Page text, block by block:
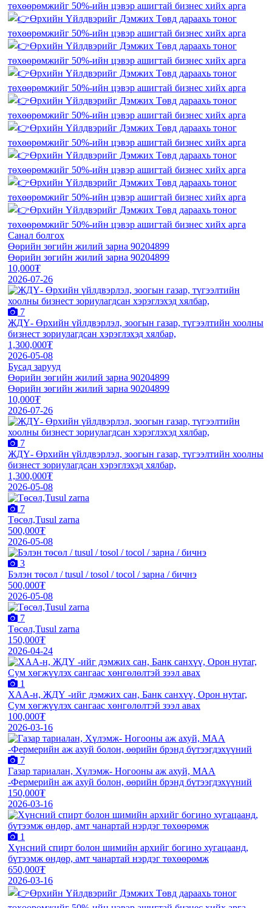
Санал болгох
Өөрийн зөгийн жилий зарна 90204899
Өөрийн зөгийн жилий зарна 90204899
10,000₮
2026-07-26
7
ЖДҮ- Өрхийн үйлдвэрлэл, зоогын газар, түгээлтийн хоолны
бизнест зориулагдсан хэрэглэхэд хялбар,
1,300,000₮
2026-05-08
Бусад зарууд
Өөрийн зөгийн жилий зарна 90204899
Өөрийн зөгийн жилий зарна 90204899
10,000₮
2026-07-26
7
ЖДҮ- Өрхийн үйлдвэрлэл, зоогын газар, түгээлтийн хоолны
бизнест зориулагдсан хэрэглэхэд хялбар,
1,300,000₮
2026-05-08
7
Төсөл,Tusul zarna
500,000₮
2026-05-08
3
Бэлэн төсөл / tusul / tosol / tocol / зарна / бичнэ
500,000₮
2026-05-08
7
Төсөл,Tusul zarna
150,000₮
2026-04-24
1
XАА-н, ЖДҮ -ийг дэмжиx сан, Банк санxүү, Орон нутаг,
Сум хөгжүүлэх сангаас хөнгөлөлтэй зээл авах
100,000₮
2026-03-16
7
Газар тариалан, Хүлэмж- Ногооны аж ахуй, МАА
-Фермерийн аж ахуй болон, өөрийн брэнд бүтээгдэхүүний
150,000₮
2026-03-16
1
Хүнсний спирт болон шимийн архийг богино хугацаанд,
бүтээмж өндөр, амт чанартай нэрдэг төхөөрөмж
650,000₮
2026-03-16